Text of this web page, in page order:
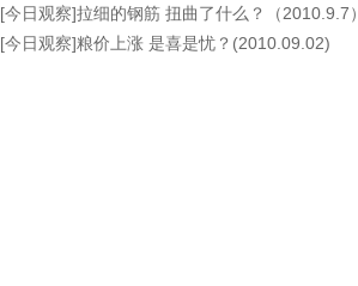
[今日观察]拉细的钢筋 扭曲了什么？（2010.9.7）
[今日观察]粮价上涨 是喜是忧？(2010.09.02)